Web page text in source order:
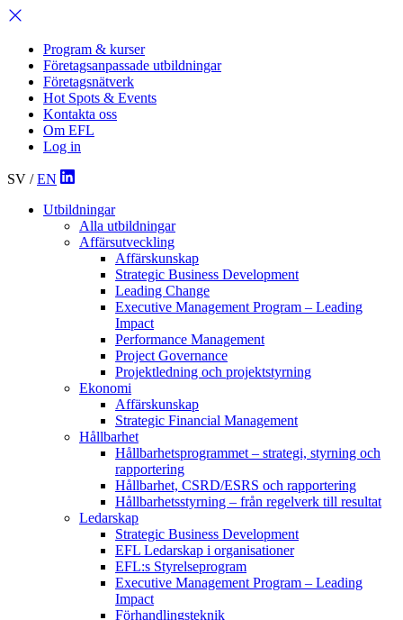
Program & kurser
Företagsanpassade utbildningar
Företagsnätverk
Hot Spots & Events
Kontakta oss
Om EFL
Log in
SV /EN
Utbildningar
Alla utbildningar
Affärsutveckling
Affärskunskap
Strategic Business Development
Leading Change
Executive Management Program – Leading
Impact
Performance Management
Project Governance
Projektledning och projektstyrning
Ekonomi
Affärskunskap
Strategic Financial Management
Hållbarhet
Hållbarhetsprogrammet – strategi, styrning och
rapportering
Hållbarhet, CSRD/ESRS och rapportering
Hållbarhetsstyrning – från regelverk till resultat
Ledarskap
Strategic Business Development
EFL Ledarskap i organisationer
EFL:s Styrelseprogram
Executive Management Program – Leading
Impact
Förhandlingsteknik